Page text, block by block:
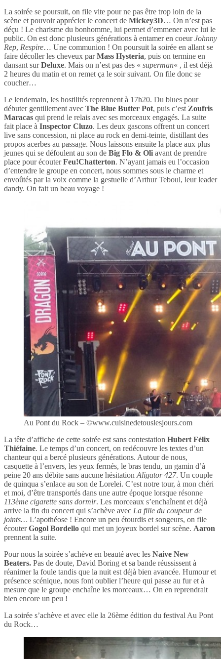
La soirée se poursuit, on file vite pour ne pas être trop loin de la
scène et pouvoir apprécier le concert de Mickey3D… On n’est pas
déçu ! Le charisme du bonhomme, lui permet d’emmener avec lui le
public. On est donc plusieurs générations à entamer en coeurJohnny
Rep, Respire… Une communion ! On poursuit la soirée en allant se
faire décoller les cheveux parMass Hysteria, puis on termine en
dansant surDeluxe. Mais on n’est pas des « superman« , il est déjà
2 heures du matin et on remet ça le soir suivant. On file donc se
coucher…
Le lendemain, les hostilités reprennent à 17h20. Du blues pour
débuter gentillement avec The Blue Butter Pot, puis c’est Zoufris
Maracas qui prend le relais avec ses morceaux engagés. La suite
fait place à Inspector Cluzo. Les deux gascons offrent un concert
live sans concession, ni place au rock en demi-teinte, distillant des
propos acerbes au passage. Nous laissons ensuite la place aux plus
jeunes qui se défoulent au son de Big Flo & Oli avant de prendre
place pour écouterFeu!Chatterton. N’ayant jamais eu l’occasion
d’entendre le groupe en concert, nous sommes sous le charme et
envoûtés par la voix comme la gestuelle d’Arthur Teboul, leur leader
dandy. On fait un beau voyage !
Au Pont du Rock – ©www.cuisinedetouslesjours.com
La tête d’affiche de cette soirée est sans contestation Hubert Félix
Thiéfaine. Le temps d’un concert, on redécouvre les textes d’un
chanteur qui a bercé plusieurs générations. Autour de nous,
casquette à l’envers, les yeux fermés, le bras tendu, un gamin d’à
peine 20 ans débite sans aucune hésitation Aligator 427. Un couple
de quinqua s’enlace au son de Lorelei. C’est notre tour, à mon chéri
et moi, d’être transportés dans une autre époque lorsque résonne
113ème cigarette sans dormir. Les morceaux s’enchaînent et déjà
arrive la fin du concert qui s’achève avec La fille du coupeur de
joints… L’apothéose ! Encore un peu étourdis et songeurs, on file
écouterGogol Bordello qui met un joyeux bordel sur scène. Aaron
prennent la suite.
Pour nous la soirée s’achève en beauté avec les Naive New
Beaters. Pas de doute, David Boring et sa bande réussissent à
réanimer la foule tandis que la nuit est déjà bien avancée. Humour et
présence scénique, nous font oublier l’heure qui passe au fur et à
mesure que le groupe enchaîne les morceaux… On en reprendrait
bien encore un peu !
La soirée s’achève et avec elle la 26ème édition du festival Au Pont
du Rock…